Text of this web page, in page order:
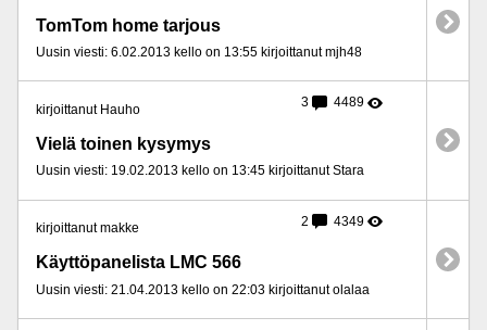
TomTom home tarjous
Uusin viesti: 6.02.2013 kello on 13:55 kirjoittanut mjh48
kirjoittanut Hauho 3 4489
Vielä toinen kysymys
Uusin viesti: 19.02.2013 kello on 13:45 kirjoittanut Stara
kirjoittanut makke 2 4349
Käyttöpanelista LMC 566
Uusin viesti: 21.04.2013 kello on 22:03 kirjoittanut olalaa